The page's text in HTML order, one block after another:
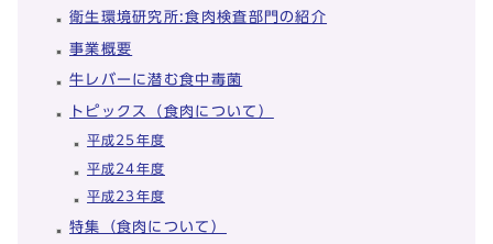
衛生環境研究所:食肉検査部門の紹介
事業概要
牛レバーに潜む食中毒菌
トピックス（食肉について）
平成25年度
平成24年度
平成23年度
特集（食肉について）